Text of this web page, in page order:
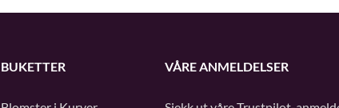
BUKETTER VÅRE ANMELDELSER